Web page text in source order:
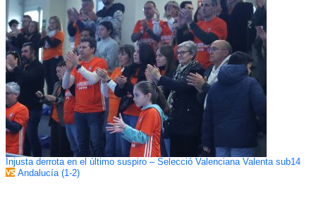
Injusta derrota en el último suspiro – Selecció Valenciana Valenta sub14
Andalucía (1-2)